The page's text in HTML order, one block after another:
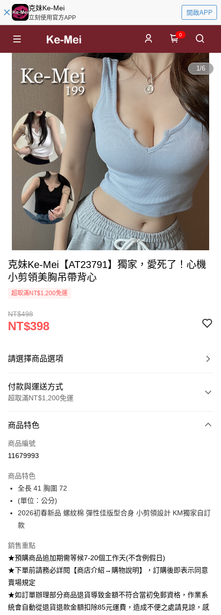
克妹Ke-Mei
立刻使用官方APP
開啟APP
0
1/6
克妹Ke-Mei【AT23791】獨家，愛死了！心機
小剪領美胸吊帶背心
超取滿NT$1,200免運
NT$498
NT$398
請選擇商品選項
付款與運送方式
超取滿NT$1,200免運
信用卡一次付款
超商取貨付款
ATM付款
運送方式
全家付款取貨
付款後全家取貨
每筆NT$85，滿NT$1,200(含以上)免運費
每筆NT$85，滿NT$1,200(含以上)免運費
商品特色
商品編號
11679993
商品特色
全長 41 胸圍 72
(單位：公分)
2026初春新品 螺紋棉 彈性佳版型合身 小剪領設計 KM獨家自訂
款
銷售重點
★預購商品追加期需等候7-20個工作天(不含例假日)
★下單前請務必詳閱【商店介紹→購物說明】，訂購後即表示同意
賣場規定
★如訂單辦理部分商品退貨導致金額不符合當初免郵資格，作業系
統會自動從退貨退款金額扣除85元運費，造成不便之處請見諒，感